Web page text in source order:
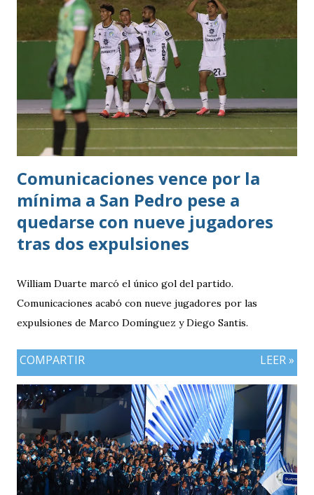
Comunicaciones vence por la
mínima a San Pedro pese a
quedarse con nueve jugadores
tras dos expulsiones
William Duarte marcó el único gol del partido.
Comunicaciones acabó con nueve jugadores por las
expulsiones de Marco Domínguez y Diego Santis.
COMPARTIR LEER »